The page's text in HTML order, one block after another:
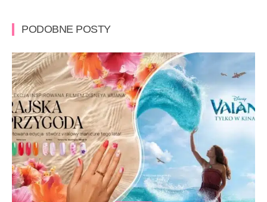
PODOBNE POSTY